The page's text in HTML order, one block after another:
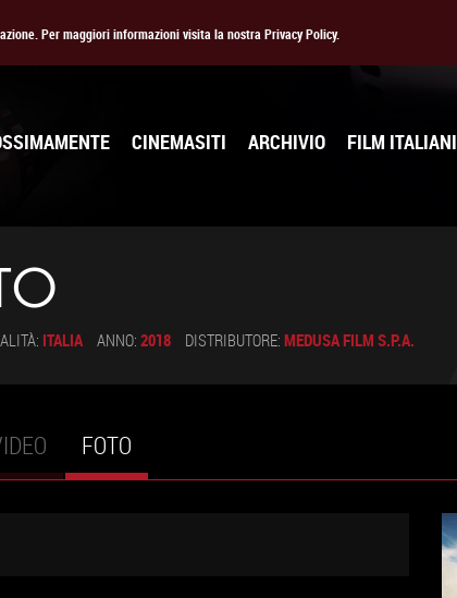
Per maggiori informazioni visita la nostra Privacy Policy.
CINEMASITI ARCHIVIO FILM ITALIANI
ITALIA ANNO: 2018 DISTRIBUTORE: MEDUSA FILM S.P.A.
FOTO
ATTIVA)